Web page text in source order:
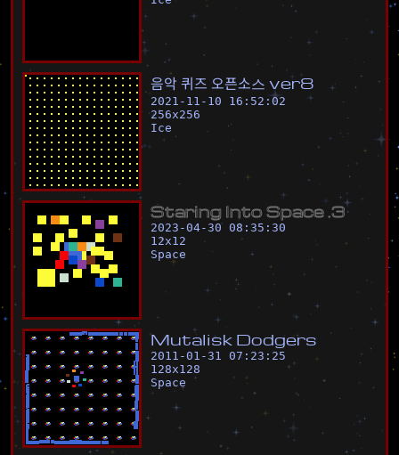
음악 퀴즈 오픈소스 ver8
2021-11-10 16:52:02
256x256
Ice
Staring Into Space .3
2023-04-30 08:35:30
12x12
Space
Mutalisk Dodgers
2011-01-31 07:23:25
128x128
Space